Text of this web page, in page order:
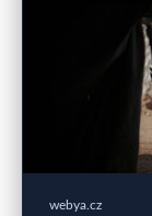
webya.cz